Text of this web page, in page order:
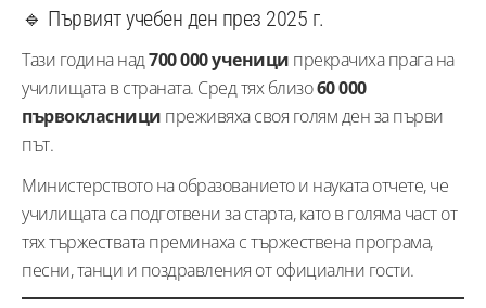
🔹 Първият учебен ден през 2025 г.
Тази година над700 000 ученици прекрачиха прага на
училищата в страната. Сред тях близо60 000
първокласници преживяха своя голям ден за първи
път.
Министерството на образованието и науката отчете, че
училищата са подготвени за старта, като в голяма част от
тях тържествата преминаха с тържествена програма,
песни, танци и поздравления от официални гости.